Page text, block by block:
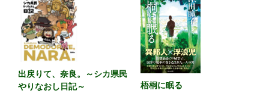
出戻りて、奈良。～シカ県民
やりなおし日記～
梧桐に眠る